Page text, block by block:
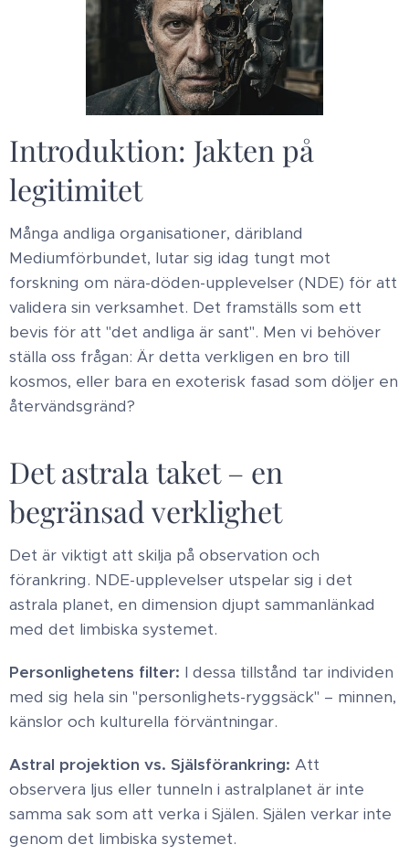
Introduktion: Jakten på
legitimitet ​
Många andliga organisationer, däribland
Mediumförbundet, lutar sig idag tungt mot
forskning om nära-döden-upplevelser (NDE) för att
validera sin verksamhet. Det framställs som ett
bevis för att "det andliga är sant". Men vi behöver
ställa oss frågan: Är detta verkligen en bro till
kosmos, eller bara en exoterisk fasad som döljer en
återvändsgränd? ​
Det astrala taket – en
begränsad verklighet ​
Det är viktigt att skilja på observation och
förankring. NDE-upplevelser utspelar sig i det
astrala planet, en dimension djupt sammanlänkad
med det limbiska systemet. ​
Personlighetens filter: I dessa tillstånd tar individen
med sig hela sin "personlighets-ryggsäck" – minnen,
känslor och kulturella förväntningar. ​
Astral projektion vs. Själsförankring: Att
observera ljus eller tunneln i astralplanet är inte
samma sak som att verka i Själen. Själen verkar inte
genom det limbiska systemet. ​